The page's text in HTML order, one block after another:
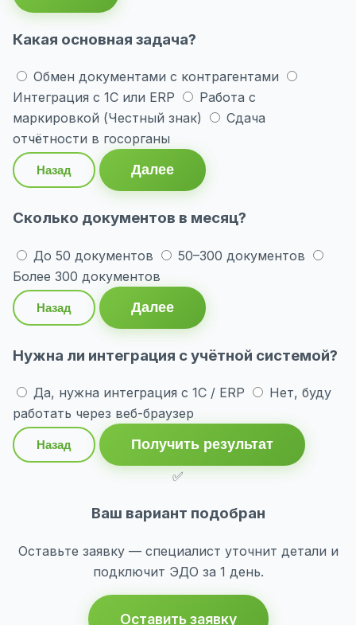
Какая основная задача?
Обмен документами с контрагентами
Интеграция с 1С или ERP
Работа с
маркировкой (Честный знак)
Сдача
отчётности в госорганы
Назад Далее
Сколько документов в месяц?
До 50 документов
50–300 документов
Более 300 документов
Назад Далее
Нужна ли интеграция с учётной системой?
Да, нужна интеграция с 1С / ERP
Нет, буду
работать через веб-браузер
Назад
Получить результат
✅
Ваш вариант подобран
Оставьте заявку — специалист уточнит детали и
подключит ЭДО за 1 день.
Оставить заявку